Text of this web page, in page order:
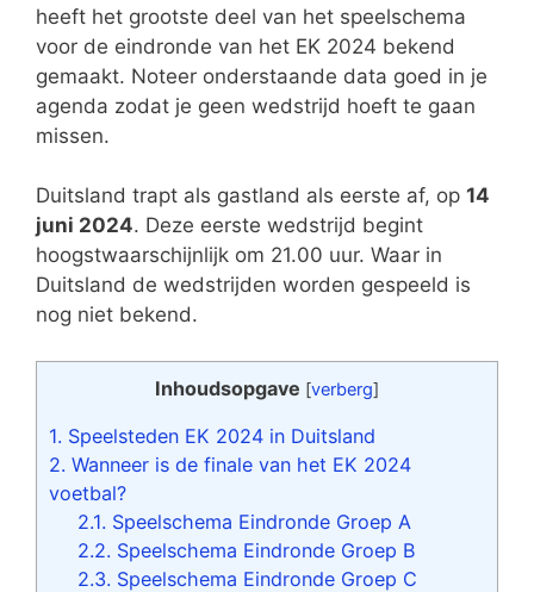
heeft het grootste deel van het speelschema
voor de eindronde van het EK 2024 bekend
gemaakt. Noteer onderstaande data goed in je
agenda zodat je geen wedstrijd hoeft te gaan
missen.
Duitsland trapt als gastland als eerste af, op 14
juni 2024. Deze eerste wedstrijd begint
hoogstwaarschijnlijk om 21.00 uur. Waar in
Duitsland de wedstrijden worden gespeeld is
nog niet bekend.
Inhoudsopgave [verberg]
1. Speelsteden EK 2024 in Duitsland
2. Wanneer is de finale van het EK 2024
voetbal?
2.1. Speelschema Eindronde Groep A
2.2. Speelschema Eindronde Groep B
2.3. Speelschema Eindronde Groep C